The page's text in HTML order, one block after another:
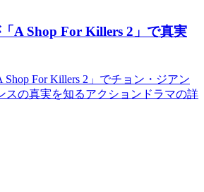
A Shop For Killers 2」で真実
For Killers 2」でチョン・ジアン
スの真実を知るアクションドラマの詳